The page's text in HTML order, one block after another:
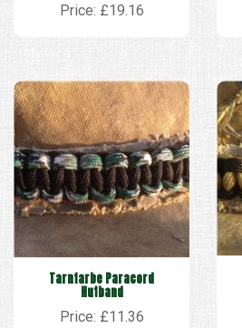
Price: £19.16
Tarnfarbe Paracord
Hutband
Price: £11.36